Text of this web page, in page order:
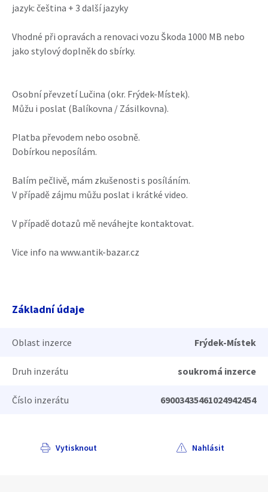
jazyk: čeština + 3 další jazyky
Vhodné při opravách a renovaci vozu Škoda 1000 MB nebo
jako stylový doplněk do sbírky.
Osobní převzetí Lučina (okr. Frýdek-Místek).
Můžu i poslat (Balíkovna / Zásilkovna).
Platba převodem nebo osobně.
Dobírkou neposílám.
Balím pečlivě, mám zkušenosti s posíláním.
V případě zájmu můžu poslat i krátké video.
V případě dotazů mě neváhejte kontaktovat.
Vice info na www.antik-bazar.cz
Základní údaje
Oblast inzerce Frýdek-Místek
Druh inzerátu soukromá inzerce
Číslo inzerátu 69003435461024942454
Vytisknout Nahlásit